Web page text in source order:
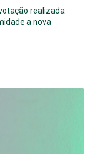
realizada
a nova